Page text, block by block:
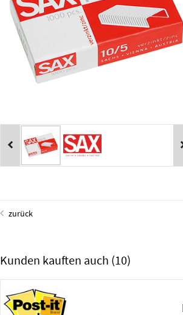
zurück
Kunden kauften auch (10)